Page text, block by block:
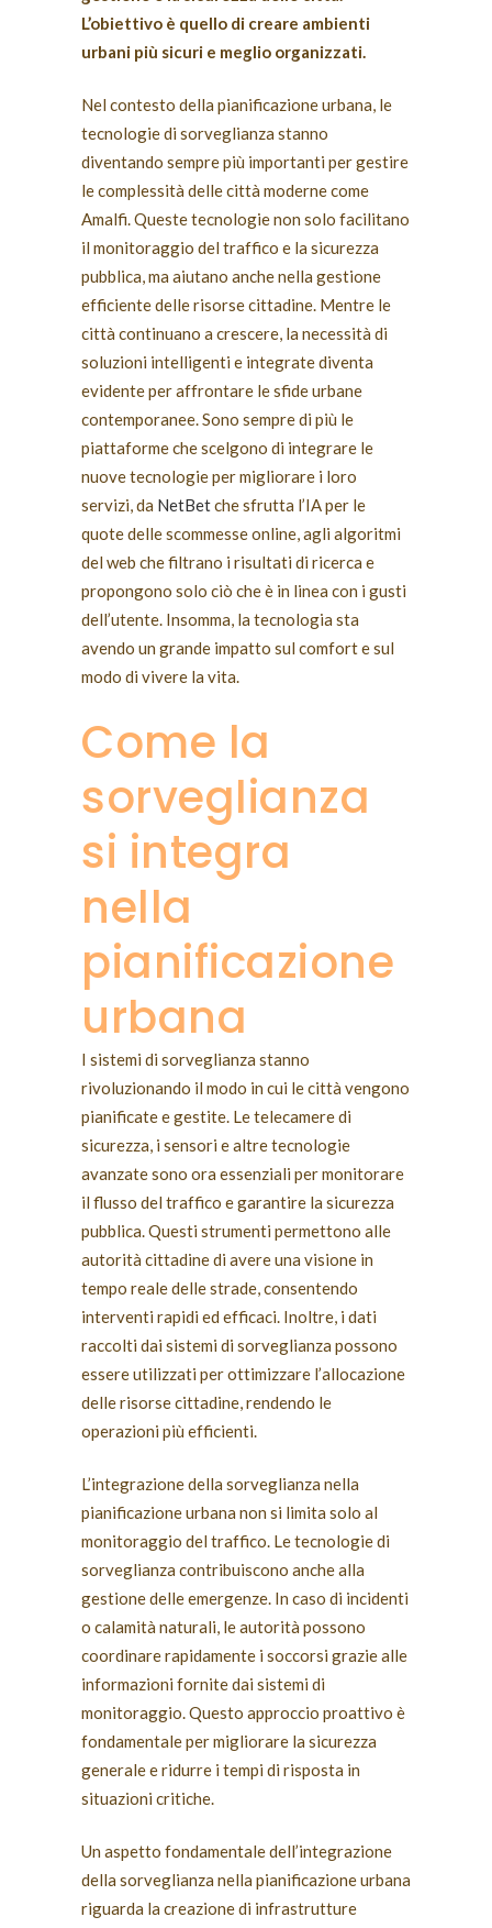
L’obiettivo è quello di creare ambienti
urbani più sicuri e meglio organizzati.
Nel contesto della pianificazione urbana, le
tecnologie di sorveglianza stanno
diventando sempre più importanti per gestire
le complessità delle città moderne come
Amalfi. Queste tecnologie non solo facilitano
il monitoraggio del traffico e la sicurezza
pubblica, ma aiutano anche nella gestione
efficiente delle risorse cittadine. Mentre le
città continuano a crescere, la necessità di
soluzioni intelligenti e integrate diventa
evidente per affrontare le sfide urbane
contemporanee. Sono sempre di più le
piattaforme che scelgono di integrare le
nuove tecnologie per migliorare i loro
servizi, da NetBetche sfrutta l’IA per le
quote delle scommesse online, agli algoritmi
del web che filtrano i risultati di ricerca e
propongono solo ciò che è in linea con i gusti
dell’utente. Insomma, la tecnologia sta
avendo un grande impatto sul comfort e sul
modo di vivere la vita.
Come la
sorveglianza
si integra
nella
pianificazione
urbana
I sistemi di sorveglianza stanno
rivoluzionando il modo in cui le città vengono
pianificate e gestite. Le telecamere di
sicurezza, i sensori e altre tecnologie
avanzate sono ora essenziali per monitorare
il flusso del traffico e garantire la sicurezza
pubblica. Questi strumenti permettono alle
autorità cittadine di avere una visione in
tempo reale delle strade, consentendo
interventi rapidi ed efficaci. Inoltre, i dati
raccolti dai sistemi di sorveglianza possono
essere utilizzati per ottimizzare l’allocazione
delle risorse cittadine, rendendo le
operazioni più efficienti.
L’integrazione della sorveglianza nella
pianificazione urbana non si limita solo al
monitoraggio del traffico. Le tecnologie di
sorveglianza contribuiscono anche alla
gestione delle emergenze. In caso di incidenti
o calamità naturali, le autorità possono
coordinare rapidamente i soccorsi grazie alle
informazioni fornite dai sistemi di
monitoraggio. Questo approccio proattivo è
fondamentale per migliorare la sicurezza
generale e ridurre i tempi di risposta in
situazioni critiche.
Un aspetto fondamentale dell’integrazione
della sorveglianza nella pianificazione urbana
riguarda la creazione di infrastrutture